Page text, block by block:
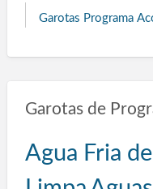
Garotas Programa
Garotas de
Agua Fria